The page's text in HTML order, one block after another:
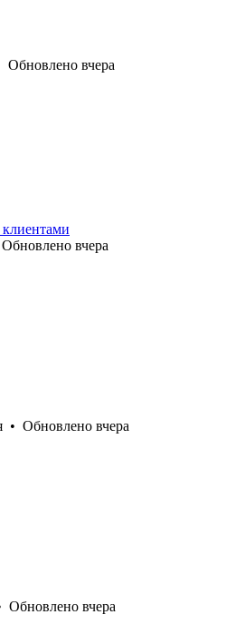
Обновлено вчера
Обновлено вчера
• Обновлено вчера
Обновлено вчера